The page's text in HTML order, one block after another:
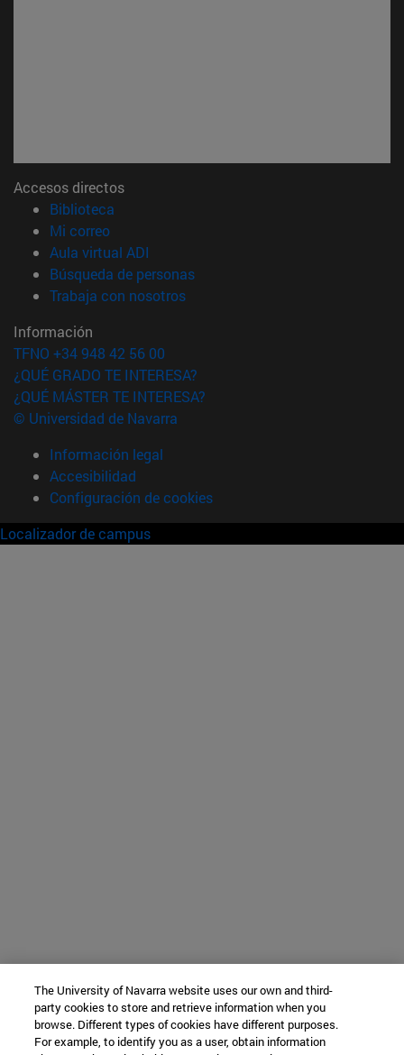
Accesos directos
Biblioteca
Mi correo(abre en nueva ventana)
Aula virtual ADI
Búsqueda de personas(abre en nueva ventana)
Trabaja con nosotros(abre en nueva ventana)
Información
TFNO +34 948 42 56 00
¿QUÉ GRADO TE INTERESA?
¿QUÉ MÁSTER TE INTERESA?
© Universidad de Navarra
Información legal
Accesibilidad
Configuración de cookies
Localizador de campus
The University of Navarra website uses our own and third-
party cookies to store and retrieve information when you
browse. Different types of cookies have different purposes.
For example, to identify you as a user, obtain information